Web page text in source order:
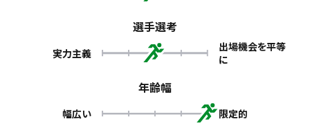
選手選考
実力主義
出場機会を平等
に
年齢幅
幅広い 限定的